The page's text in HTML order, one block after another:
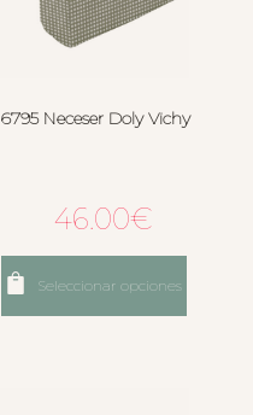
6795 Neceser Doly Vichy
46.00€
Seleccionar opciones